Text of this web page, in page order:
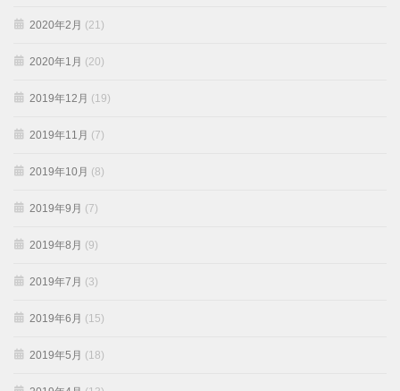
2020年2月 (21)
2020年1月 (20)
2019年12月 (19)
2019年11月 (7)
2019年10月 (8)
2019年9月 (7)
2019年8月 (9)
2019年7月 (3)
2019年6月 (15)
2019年5月 (18)